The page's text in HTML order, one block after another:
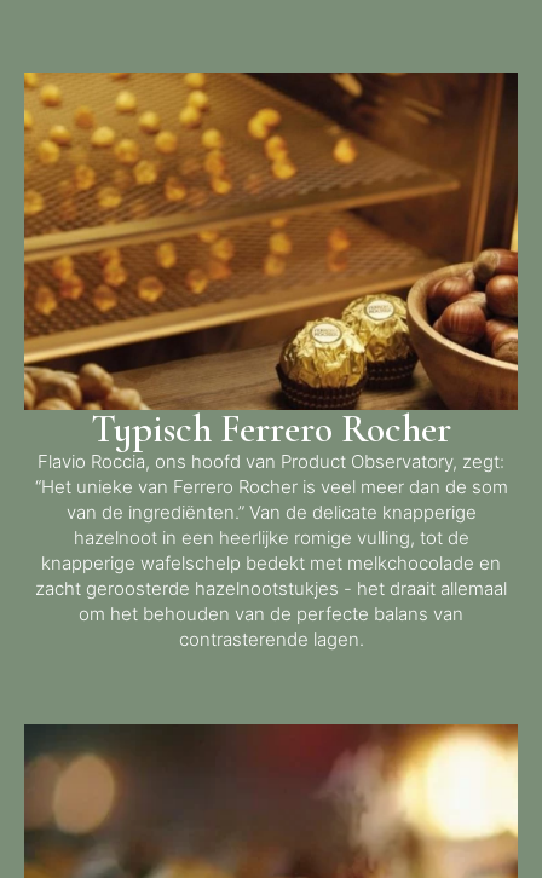
Typisch Ferrero Rocher
Flavio Roccia, ons hoofd van Product Observatory, zegt:
“Het unieke van Ferrero Rocher is veel meer dan de som
van de ingrediënten.” Van de delicate knapperige
hazelnoot in een heerlijke romige vulling, tot de
knapperige wafelschelp bedekt met melkchocolade en
zacht geroosterde hazelnootstukjes - het draait allemaal
om het behouden van de perfecte balans van
contrasterende lagen.